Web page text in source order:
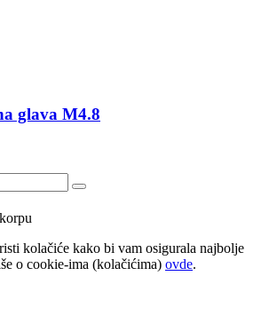
glava M4.8
kolačiće kako bi vam osigurala najbolje
o cookie-ima (kolačićima) ovde.